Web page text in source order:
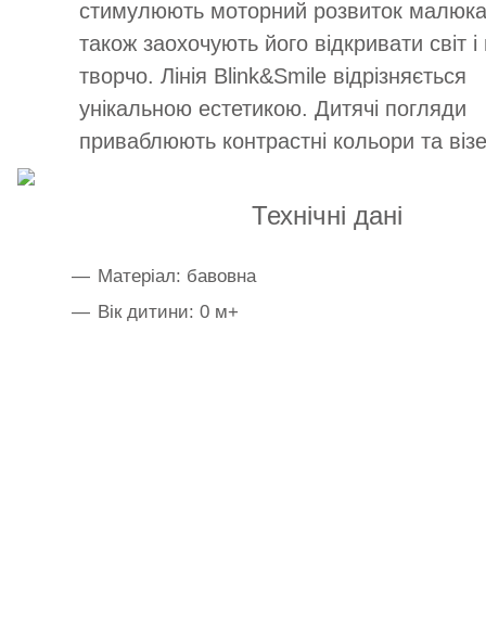
стимулюють моторний розвиток
також заохочують його відкривати світ і
творчо. Лінія Blink&Smile відрізняється
унікальною естетикою. Дитячі погляди
приваблюють контрастні кольори та
Технічні дані
Матеріал: бавовна
Вік дитини: 0 м+